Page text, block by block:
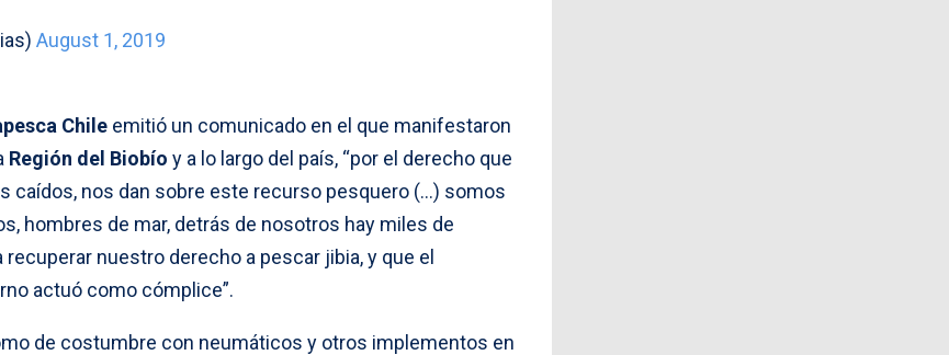
August 1, 2019
Chile emitió un comunicado en el que manifestaron
Región del Biobío y a lo largo del país, “por el derecho que
caídos, nos dan sobre este recurso pesquero (…) somos
hombres de mar, detrás de nosotros hay miles de
nuestro derecho a pescar jibia, y que el
actuó como cómplice”.
de costumbre con neumáticos y otros implementos en